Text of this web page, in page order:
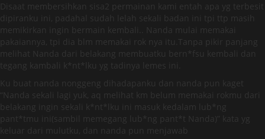
Disaat membersihkan sisa2 permainan kami entah apa yg terbesit
dipiranku ini, padahal sudah lelah sekali badan ini tpi ttp masih
memikirkan ingin bermain kembali.. Nanda mulai memakai
pakaiannya, tpi dia blm memakai rok nya itu.Tanpa pikir panjang
melihat Nanda dari belakang membuatku bern*fsu kembali dan
tegang kambali k*nt*lku yg tadinya lemes ini.
Ku buat nanda nonggeng dihadapanku dan nanda pun kaget
“Nanda sekali lagi yuk, aq melihat km belum memakai rokmu dari
belakang ingin sekali k*nt*lku ini masuk kedalam lub*ng
pant*tmu ini(sambil memegang lub*ng pant*t Nanda)” kata yg
keluar dari mulutku, dan nanda pun menjawab